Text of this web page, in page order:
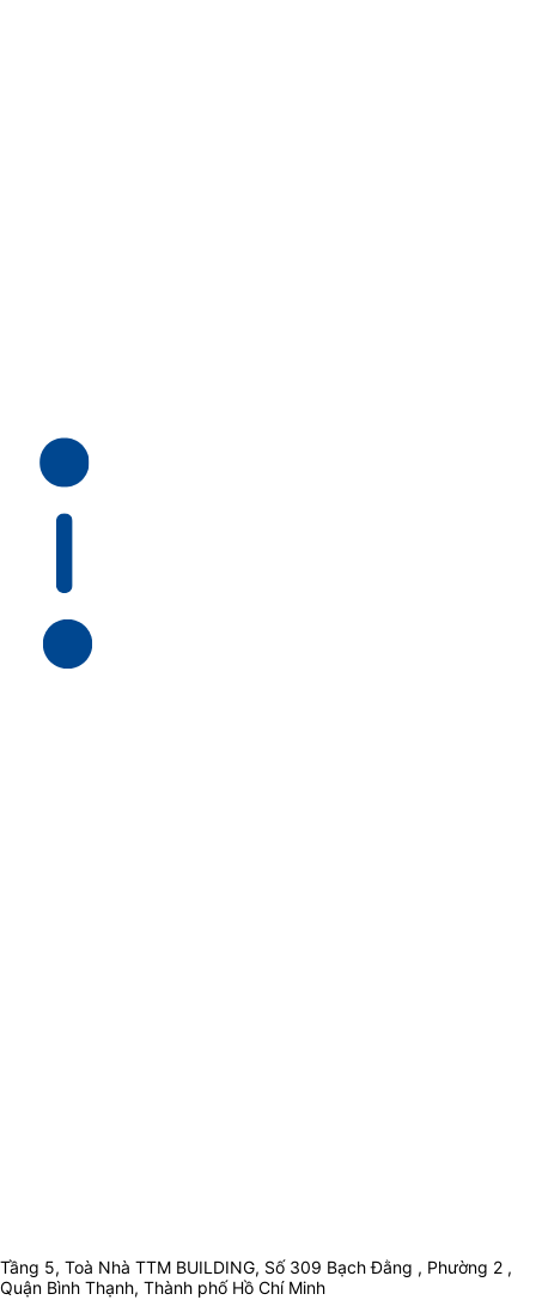
Tầng 5, Toà Nhà TTM BUILDING, Số 309 Bạch Đằng , Phường 2 ,
Quận Bình Thạnh, Thành phố Hồ Chí Minh